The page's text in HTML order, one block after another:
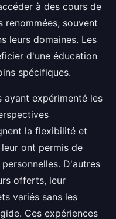
à des cours de
souvent
leurs domaines. Les
d'une éducation
spécifiques.
ayant expérimenté les
la flexibilité et
ont permis de
D'autres
offerts, leur
variés sans les
Ces expériences